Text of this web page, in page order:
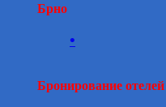
Брно
•
Бронирование отелей